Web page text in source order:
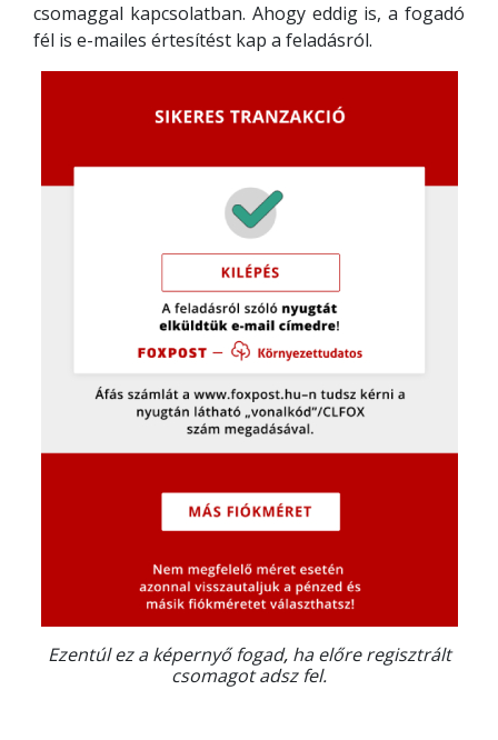
csomaggal kapcsolatban. Ahogy eddig is, a fogadó
fél is e-mailes értesítést kap a feladásról.
Ezentúl ez a képernyő fogad,ha előre regisztrált
csomagot adsz fel.